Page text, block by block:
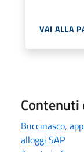
VAI ALLA
Buccinasco,
alloggi SAP